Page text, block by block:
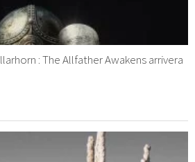
: The Allfather Awakens arrivera